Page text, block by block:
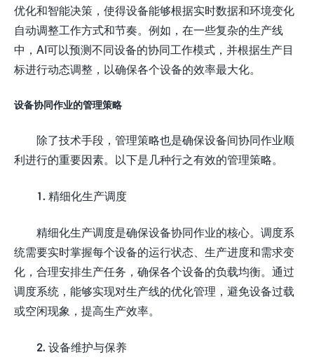
优化和智能决策，使得设备能够根据实时数据和环境变化
自动调整工作方式和节奏。例如，在一些复杂的生产线
中，AI可以预测不同设备的协同工作模式，并根据生产目
标进行动态调整，以确保各个设备的效率最大化。
设备协同作业的管理策略
除了技术手段，管理策略也是确保设备间协同作业顺
利进行的重要因素。以下是几种行之有效的管理策略。
1. 精细化生产调度
精细化生产调度是确保设备协同作业的核心。调度系
统需要实时掌握每个设备的运行状态、生产进度和需求变
化，合理安排生产任务，确保各个设备的负载均衡。通过
调度系统，能够实现对生产线的优化管理，避免设备过载
或空闲现象，提高生产效率。
2. 设备维护与保养